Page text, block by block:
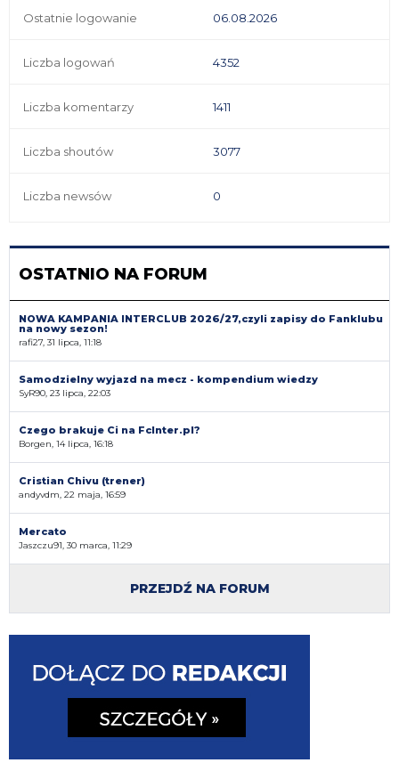
Ostatnie logowanie 06.08.2026
Liczba logowań 4352
Liczba komentarzy 1411
Liczba shoutów 3077
Liczba newsów 0
OSTATNIO NA FORUM
NOWA KAMPANIA INTERCLUB 2026/27,czyli zapisy do Fanklubu
na nowy sezon!
rafi27, 31 lipca, 11:18
Samodzielny wyjazd na mecz - kompendium wiedzy
SyR90, 23 lipca, 22:03
Czego brakuje Ci na FcInter.pl?
Borgen, 14 lipca, 16:18
Cristian Chivu (trener)
andyvdm, 22 maja, 16:59
Mercato
Jaszczu91, 30 marca, 11:29
PRZEJDŹ NA FORUM